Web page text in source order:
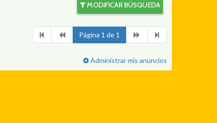
MODIFICAR BÚSQUEDA
Página 1 de 1
Administrar mis anuncios